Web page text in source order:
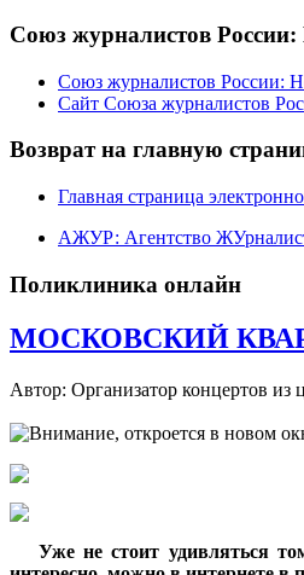
Союз журналистов
Союз журналистов России:
Сайт Союза журналистов
Возврат на главную
Главная страница
АЖУР: Агентство
Поликлиника онлайн
МОСКОВСКИЙ
Автор: Организатор
Уже не стоит удивляться